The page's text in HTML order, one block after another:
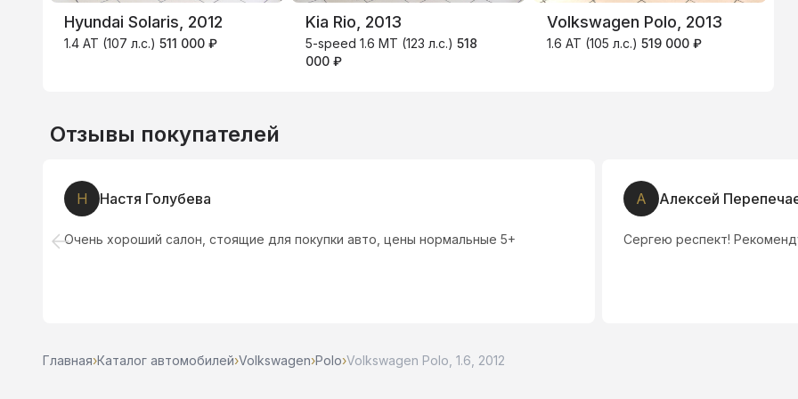
Hyundai Solaris, 2012
1.4 AT (107 л.с.) 511 000 ₽
Kia Rio, 2013
5-speed 1.6 MT (123 л.с.) 518
000 ₽
Volkswagen Polo, 2013
1.6 AT (105 л.с.) 519 000 ₽
Отзывы покупателей
Н Настя Голубева
Очень хороший салон, стоящие для покупки авто, цены нормальные 5+
А Алексей
Сергею респект!
Главная›Каталог автомобилей›Volkswagen›Polo›Volkswagen Polo, 1.6, 2012